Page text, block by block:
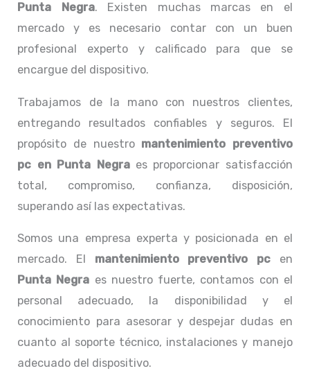
Punta Negra. Existen muchas marcas en el
mercado y es necesario contar con un buen
profesional experto y calificado para que se
encargue del dispositivo.
Trabajamos de la mano con nuestros clientes,
entregando resultados confiables y seguros. El
propósito de nuestro mantenimiento preventivo
pc en Punta Negraes proporcionar satisfacción
total, compromiso, confianza, disposición,
superando así las expectativas.
Somos una empresa experta y posicionada en el
mercado. El mantenimiento preventivo pc en
Punta Negra es nuestro fuerte, contamos con el
personal adecuado, la disponibilidad y el
conocimiento para asesorar y despejar dudas en
cuanto al soporte técnico, instalaciones y manejo
adecuado del dispositivo.